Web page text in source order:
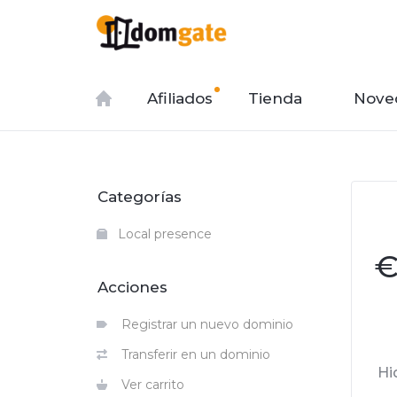
Afiliados Tienda
Categorías
Local presence
Acciones
Registrar un nuevo dominio
Transferir en un dominio
Ver carrito